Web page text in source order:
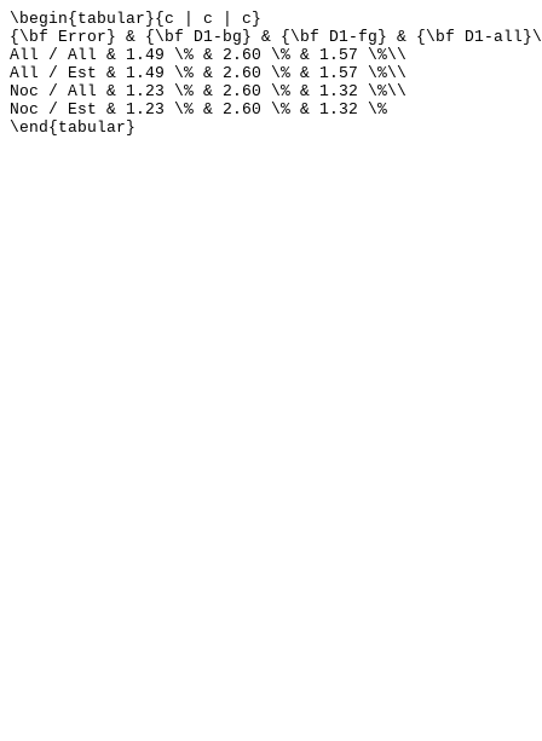
\begin{tabular}{c | c | c}
{\bf Error} & {\bf D1-bg} & {\bf D1-fg} & {\bf D1-
All / All & 1.49 \% & 2.60 \% & 1.57 \%\\
All / Est & 1.49 \% & 2.60 \% & 1.57 \%\\
Noc / All & 1.23 \% & 2.60 \% & 1.32 \%\\
Noc / Est & 1.23 \% & 2.60 \% & 1.32 \%
\end{tabular}